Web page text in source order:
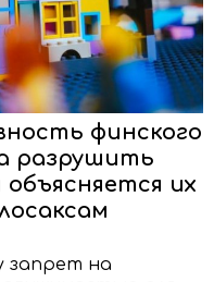
финского
разрушить
их
запрет на